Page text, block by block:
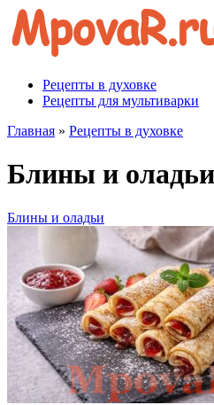
Перейти
контенту
Рецепты в духовке
Рецепты для мультиварки
Главная » Рецепты в духовке
Блины и оладьи
Блины и оладьи